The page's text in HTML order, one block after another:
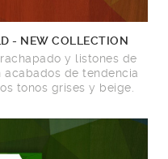
- NEW COLLECTION
y listones de
acabados de tendencia
tonos grises y beige.